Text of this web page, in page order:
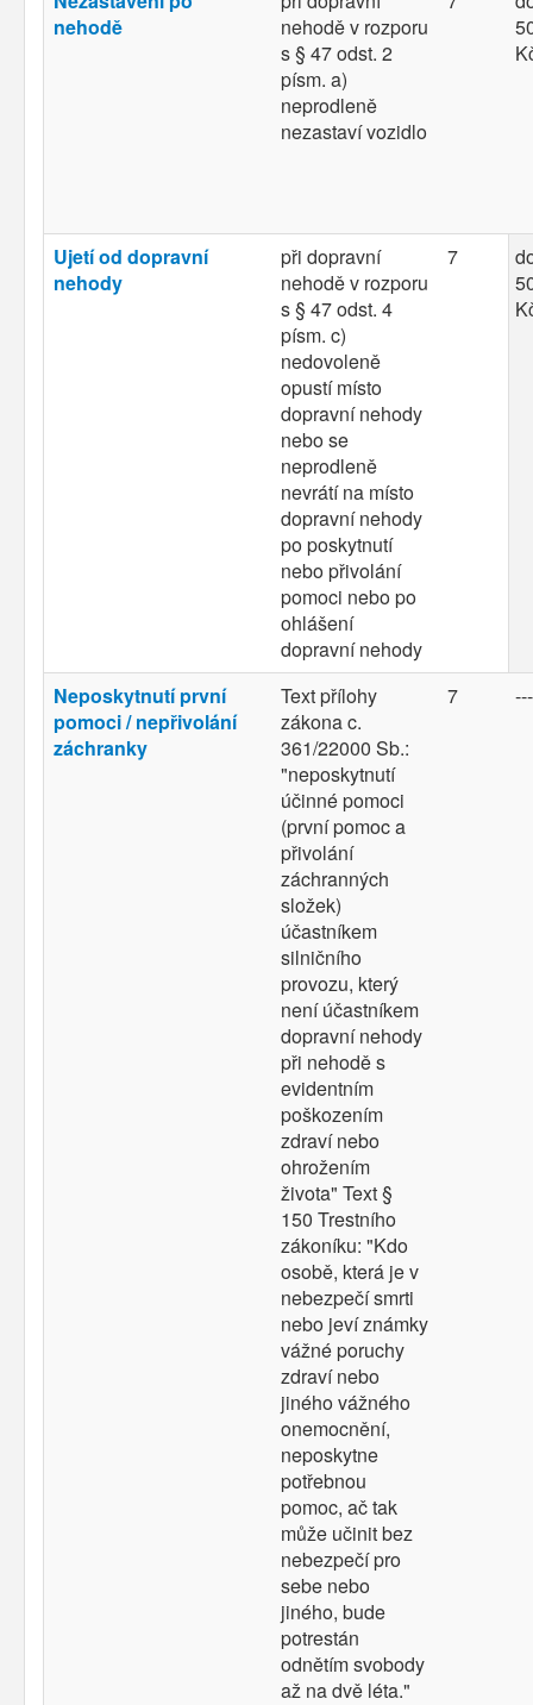
nehodě
nehodě v rozporu
s § 47 odst. 2
písm. a)
neprodleně
nezastaví vozidlo
Ujetí od dopravní
nehody
při dopravní
nehodě v rozporu
s § 47 odst. 4
písm. c)
nedovoleně
opustí místo
dopravní nehody
nebo se
neprodleně
nevrátí na místo
dopravní nehody
po poskytnutí
nebo přivolání
pomoci nebo po
ohlášení
dopravní nehody
7
Neposkytnutí první
pomoci / nepřivolání
záchranky
Text přílohy
zákona c.
361/22000 Sb.:
"neposkytnutí
účinné pomoci
(první pomoc a
přivolání
záchranných
složek)
účastníkem
silničního
provozu, který
není účastníkem
dopravní nehody
při nehodě s
evidentním
poškozením
zdraví nebo
ohrožením
života" Text §
150 Trestního
zákoníku: "Kdo
osobě, která je v
nebezpečí smrti
nebo jeví známky
vážné poruchy
zdraví nebo
jiného vážného
onemocnění,
neposkytne
potřebnou
pomoc, ač tak
může učinit bez
nebezpečí pro
sebe nebo
jiného, bude
potrestán
odnětím svobody
až na dvě léta."
7 ---